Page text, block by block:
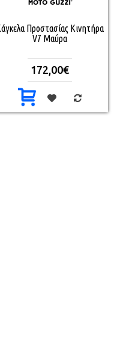
Προστασίας Κινητήρα
V7 Μαύρα
172,00€